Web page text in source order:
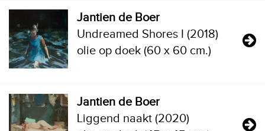
Jantien de Boer
Undreamed Shores I (2018)
olie op doek (60 x 60 cm.)
Jantien de Boer
Liggend naakt (2020)